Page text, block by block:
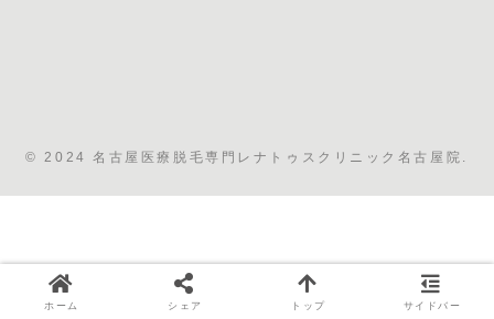
© 2024 名古屋医療脱毛専門レナトゥスクリニック名古屋院.
ホーム シェア トップ サイドバー